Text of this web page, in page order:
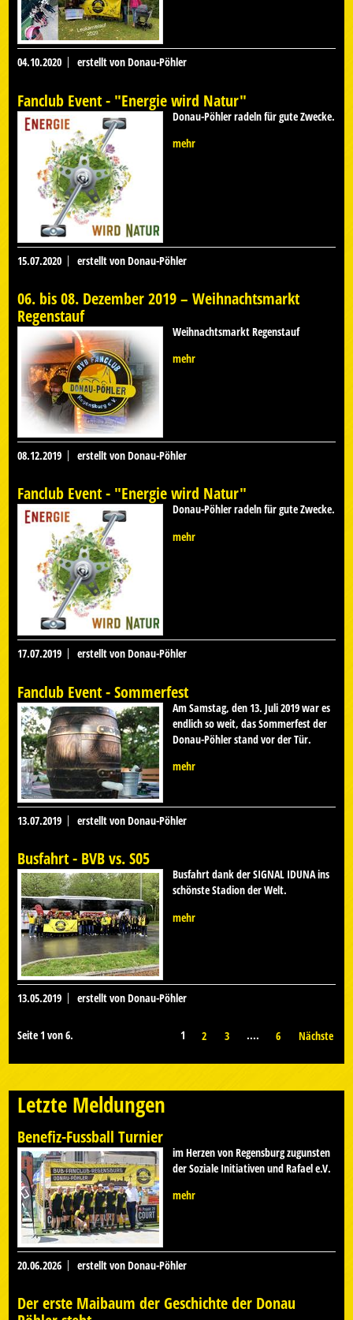
04.10.2020 erstellt von Donau-Pöhler
Fanclub Event - "Energie wird Natur"
Donau-Pöhler radeln für gute Zwecke.
mehr
15.07.2020 erstellt von Donau-Pöhler
06. bis 08. Dezember 2019 – Weihnachtsmarkt
Regenstauf
Weihnachtsmarkt Regenstauf
mehr
08.12.2019 erstellt von Donau-Pöhler
Fanclub Event - "Energie wird Natur"
Donau-Pöhler radeln für gute Zwecke.
mehr
17.07.2019 erstellt von Donau-Pöhler
Fanclub Event - Sommerfest
Am Samstag, den 13. Juli 2019 war es
endlich so weit, das Sommerfest der
Donau-Pöhler stand vor der Tür.
mehr
13.07.2019 erstellt von Donau-Pöhler
Busfahrt - BVB vs. S05
Busfahrt dank der SIGNAL IDUNA ins
schönste Stadion der Welt.
mehr
13.05.2019 erstellt von Donau-Pöhler
Seite 1 von 6. 1 2 3 .... 6 Nächste
Letzte Meldungen
Benefiz-Fussball Turnier
im Herzen von Regensburg zugunsten
der Soziale Initiativen und Rafael e.V.
mehr
20.06.2026 erstellt von Donau-Pöhler
Der erste Maibaum der Geschichte der Donau